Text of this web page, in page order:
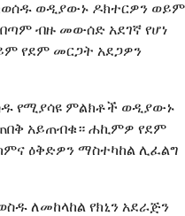
ወዲያውኑ ዶክተርዎን ወይም
ብዙ መውሰድ አደገኛ የሆነ
የደም መርጋት አደጋዎን
የሚያሳዩ ምልክቶች ወዲያውኑ
አይጠብቁ። ሐኪምዎ የደም
ዕቅድዎን ማስተካከል ሊፈልግ
ለመከላከል የክኒን አደራጅን